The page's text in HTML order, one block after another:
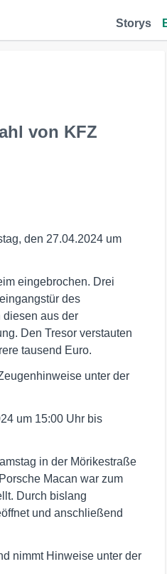
Storys
von KFZ
den 27.04.2024 um
eingebrochen. Drei
des
diesen aus der
Den Tresor verstauten
tausend Euro.
unter der
um 15:00 Uhr bis
in der Mörikestraße
Macan war zum
Durch bislang
und anschließend
nimmt Hinweise unter der